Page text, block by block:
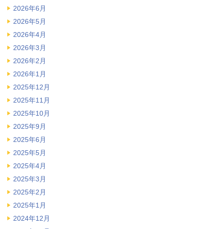
2026年6月
2026年5月
2026年4月
2026年3月
2026年2月
2026年1月
2025年12月
2025年11月
2025年10月
2025年9月
2025年6月
2025年5月
2025年4月
2025年3月
2025年2月
2025年1月
2024年12月